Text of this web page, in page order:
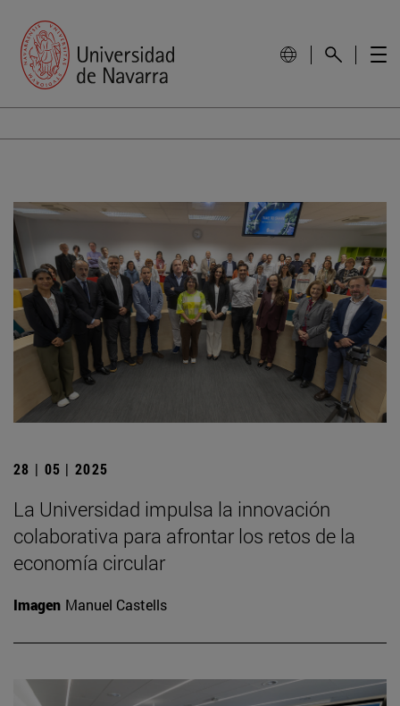
28 | 05 | 2025
La Universidad impulsa la innovación
colaborativa para afrontar los retos de la
economía circular
Imagen Manuel Castells